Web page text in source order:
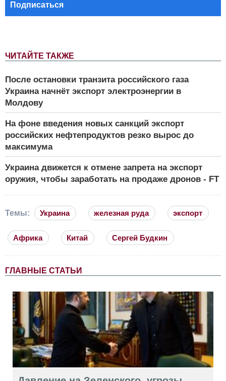
ЧИТАЙТЕ ТАКЖЕ
После остановки транзита российского газа
Украина начнёт экспорт электроэнергии в
Молдову
На фоне введения новых санкций экспорт
российских нефтепродуктов резко вырос до
максимума
Украина движется к отмене запрета на экспорт
оружия, чтобы заработать на продаже дронов - FT
Подписаться
Темы: Украина железная руда экспорт
Африка Китай Сергей Будкин
ГЛАВНЫЕ СТАТЬИ